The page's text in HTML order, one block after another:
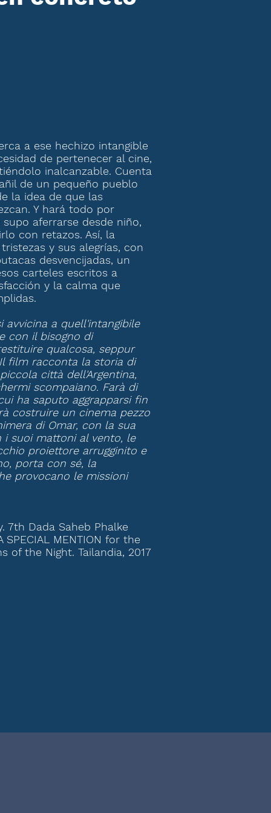
a ese hechizo intangible
de pertenecer al cine,
inalcanzable. Cuenta
de un pequeño pueblo
la idea de que las
Y hará todo por
aferrarse desde niño,
con retazos. Así, la
y sus alegrías, con
desvencijadas, un
carteles escritos a
y la calma que
avvicina a quell'intangibile
con il bisogno di
qualcosa, seppur
film racconta la storia di
città dell'Argentina,
scompaiano. Farà di
ha saputo aggrapparsi fin
costruire un cinema pezzo
di Omar, con la sua
i suoi mattoni al vento, le
proiettore arrugginito e
porta con sé, la
provocano le missioni
7th Dada Saheb Phalke
MENTION for the
of the Night. Tailandia, 2017